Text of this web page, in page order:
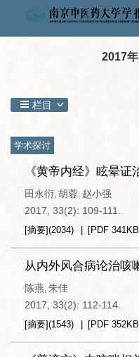
2017
栏目
学术探讨
《黄帝内经》眩晕证
田永衍, 胡蓉, 赵小强
2017, 33(2): 109-111.
[摘要](2034) [PDF 341KB
从内外风合病论治咳
陈燕, 朱佳
2017, 33(2): 112-114.
[摘要](1543) [PDF 352KB